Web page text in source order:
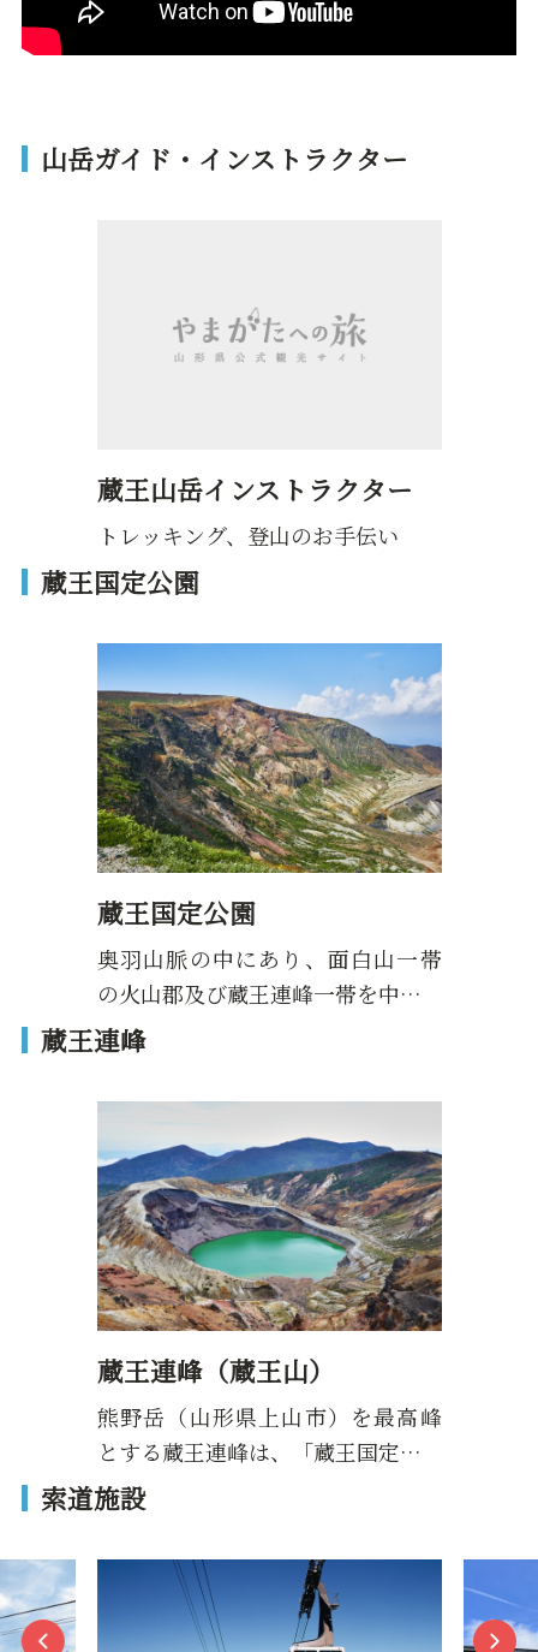
山岳ガイド・インストラクター
蔵王山岳インストラクター
トレッキング、登山のお手伝い
蔵王国定公園
蔵王国定公園
奥羽山脈の中にあり、面白山一帯
の火山郡及び蔵王連峰一帯を中…
蔵王連峰
蔵王連峰（蔵王山）
熊野岳（山形県上山市）を最高峰
とする蔵王連峰は、「蔵王国定…
索道施設